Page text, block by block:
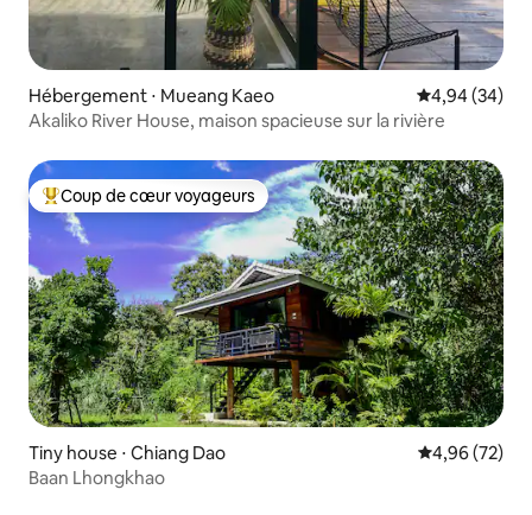
Hébergement ⋅ Mueang Kaeo Évaluation
4,94 (34)
Akaliko River House, maison spacieuse sur la rivière
Coups de cœur voyageurs les plus appréciés
Coup de cœur voyageurs
Tiny house ⋅ Chiang Dao Évaluation
4,96 (72)
Baan Lhongkhao